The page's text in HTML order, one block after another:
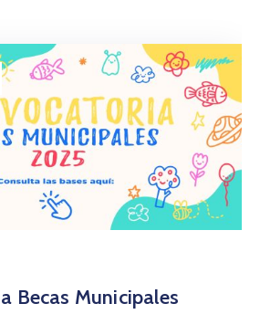
Becas Municipales